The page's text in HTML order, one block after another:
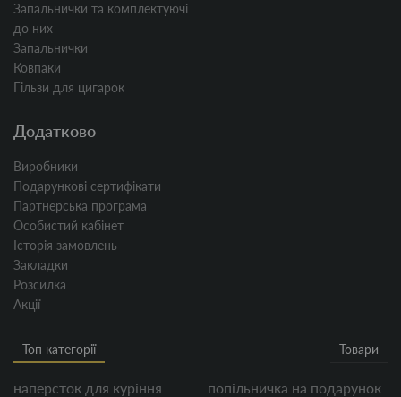
Запальнички та комплектуючі
до них
Запальнички
Ковпаки
Гільзи для цигарок
Додатково
Виробники
Подарункові сертифікати
Партнерська програма
Особистий кабінет
Історія замовлень
Закладки
Розсилка
Акції
Топ категорії Товари
наперсток для куріння
попільничка на подарунок